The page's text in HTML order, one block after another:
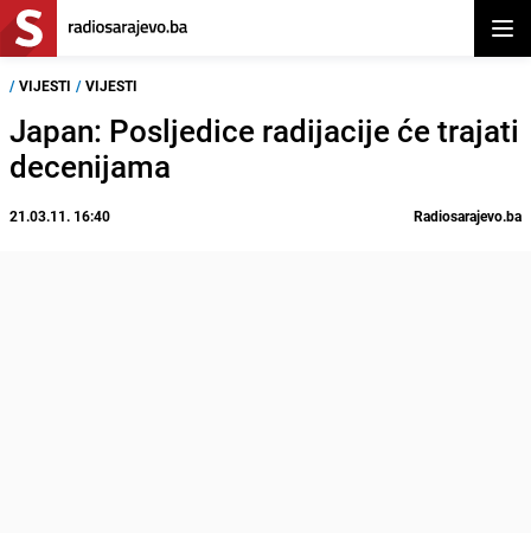
/ VIJESTI / VIJESTI
Japan: Posljedice radijacije će trajati
decenijama
21.03.11. 16:40 Radiosarajevo.ba